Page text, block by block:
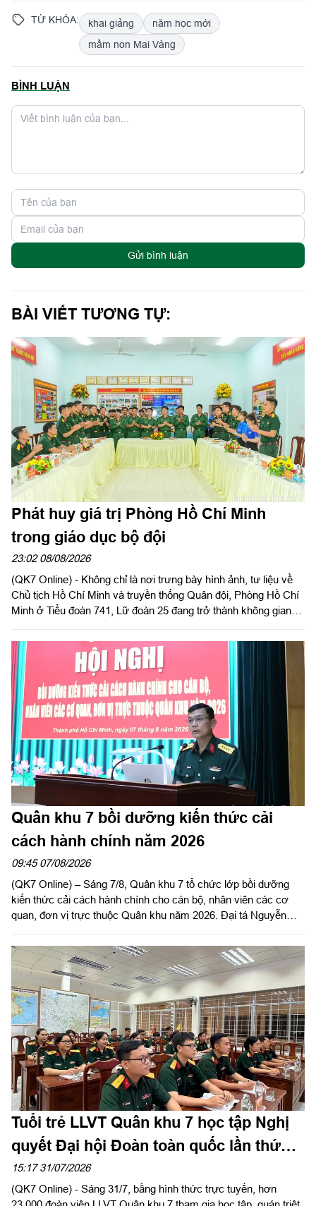
TỪ KHÓA: khai giảng
năm học mới
mầm non Mai Vàng
BÌNH LUẬN
Gửi bình luận
BÀI VIẾT TƯƠNG TỰ:
Phát huy giá trị Phòng Hồ Chí Minh
trong giáo dục bộ đội
23:02 08/08/2026
(QK7 Online) - Không chỉ là nơi trưng bày hình ảnh, tư liệu về
Chủ tịch Hồ Chí Minh và truyền thống Quân đội, Phòng Hồ Chí
Minh ở Tiểu đoàn 741, Lữ đoàn 25 đang trở thành không gian
chiến sĩ. Từ những hoạt động được tổ chức linh hoạt, sáng tạo,
Phòng Hồ Chí Minh góp phần bồi đắp lý tưởng cách mạng, hun
đúc niềm tự hào truyền thống và xây dựng bản lĩnh chính trị
vững vàng cho mỗi quân nhân.
Quân khu 7 bồi dưỡng kiến thức cải
cách hành chính năm 2026
09:45 07/08/2026
(QK7 Online) – Sáng 7/8, Quân khu 7 tổ chức lớp bồi dưỡng
kiến thức cải cách hành chính cho cán bộ, nhân viên các cơ
quan, đơn vị trực thuộc Quân khu năm 2026. Đại tá Nguyễn
trưởng Quân khu dự, phát biểu chỉ đạo.
Tuổi trẻ LLVT Quân khu 7 học tập Nghị
quyết Đại hội Đoàn toàn quốc lần thứ
XIII
15:17 31/07/2026
(QK7 Online) - Sáng 31/7, bằng hình thức trực tuyến, hơn